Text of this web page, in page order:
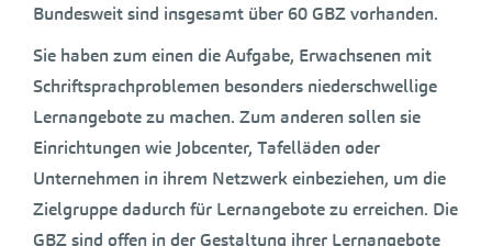
Bundesweit sind insgesamt über 60 GBZ vorhanden.
Sie haben zum einen die Aufgabe, Erwachsenen mit
Schriftsprachproblemen besonders niederschwellige
Lernangebote zu machen. Zum anderen sollen sie
Einrichtungen wie Jobcenter, Tafelläden oder
Unternehmen in ihrem Netzwerk einbeziehen, um die
Zielgruppe dadurch für Lernangebote zu erreichen. Die
GBZ sind offen in der Gestaltung ihrer Lernangebote